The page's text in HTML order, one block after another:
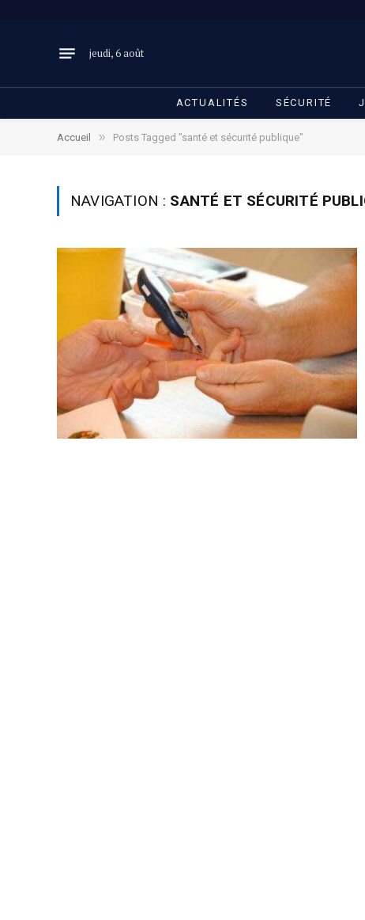
jeudi, 6 août
ACTUALITÉS SÉCURITÉ
Accueil » Posts Tagged "santé et sécurité publique"
NAVIGATION : SANTÉ ET SÉCURITÉ